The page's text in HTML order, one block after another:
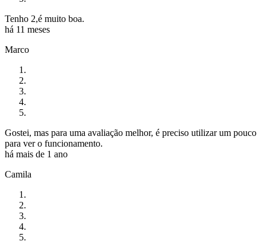
Tenho 2,é muito boa.
há 11 meses
Marco
Gostei, mas para uma avaliação melhor, é preciso utilizar um pouco
para ver o funcionamento.
há mais de 1 ano
Camila